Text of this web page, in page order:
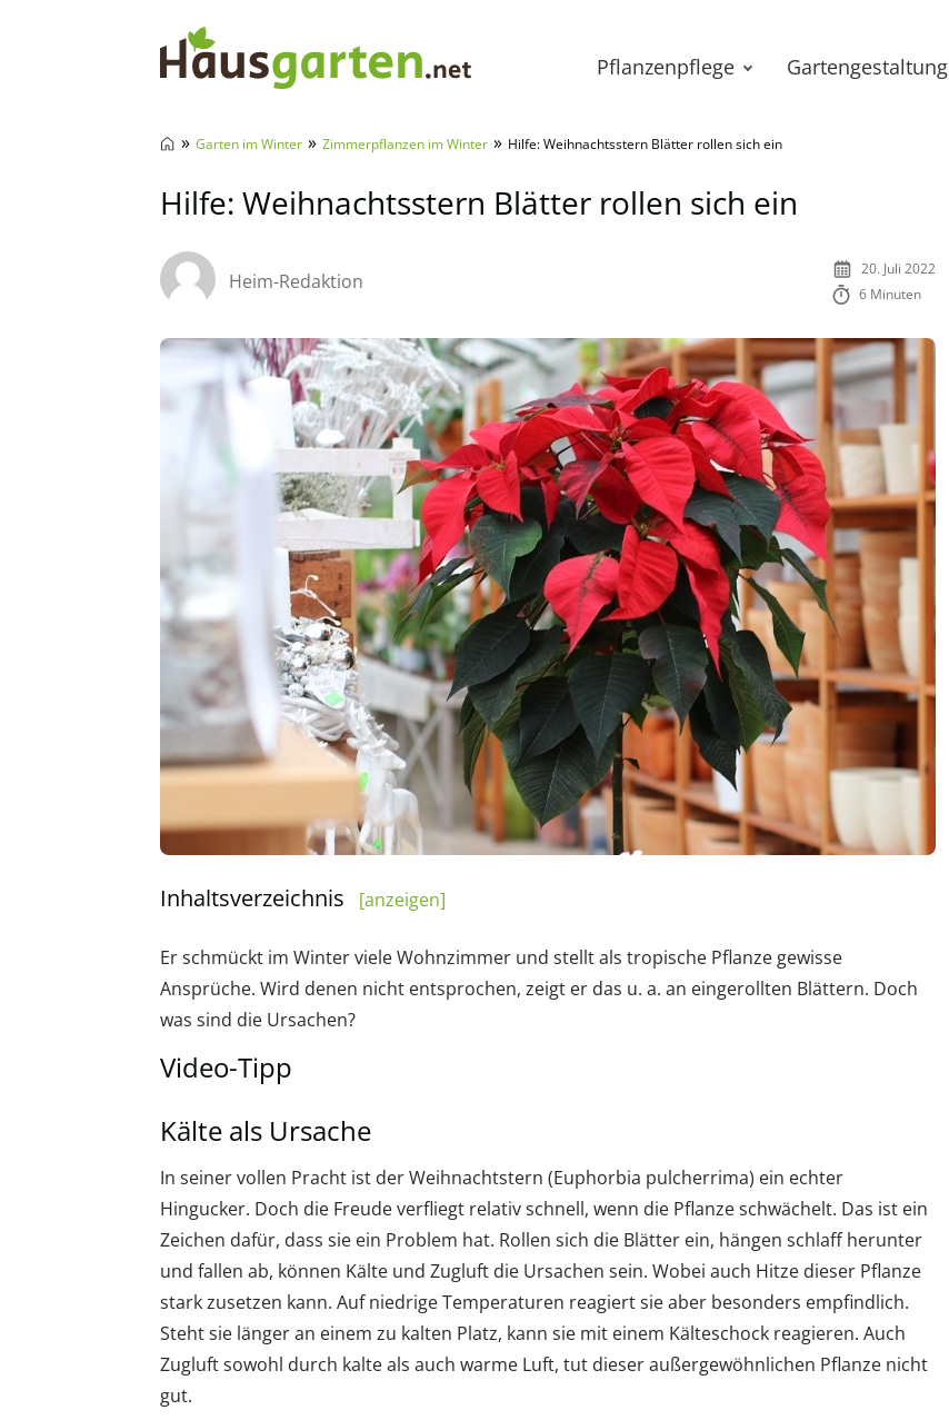
Pflanzenpflege Gartengestaltung
» Garten im Winter » Zimmerpflanzen im Winter » Hilfe: Weihnachtsstern Blätter rollen sich ein
Hilfe: Weihnachtsstern Blätter rollen sich ein
Heim-Redaktion
20. Juli 2022
6 Minuten
Inhaltsverzeichnis [anzeigen]
Er schmückt im Winter viele Wohnzimmer und stellt als tropische Pflanze gewisse
Ansprüche. Wird denen nicht entsprochen, zeigt er das u. a. an eingerollten Blättern. Doch
was sind die Ursachen?
Video-Tipp
Kälte als Ursache
In seiner vollen Pracht ist der Weihnachtstern (Euphorbia pulcherrima) ein echter
Hingucker. Doch die Freude verfliegt relativ schnell, wenn die Pflanze schwächelt. Das ist ein
Zeichen dafür, dass sie ein Problem hat. Rollen sich die Blätter ein, hängen schlaff herunter
und fallen ab, können Kälte und Zugluft die Ursachen sein. Wobei auch Hitze dieser Pflanze
stark zusetzen kann. Auf niedrige Temperaturen reagiert sie aber besonders empfindlich.
Steht sie länger an einem zu kalten Platz, kann sie mit einem Kälteschock reagieren. Auch
Zugluft sowohl durch kalte als auch warme Luft, tut dieser außergewöhnlichen Pflanze nicht
gut.